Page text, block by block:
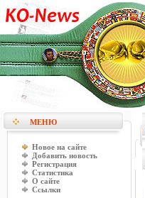
МЕНЮ
Новое на сайте
Добавить новость
Регистрация
Статистика
О сайте
Ссылки